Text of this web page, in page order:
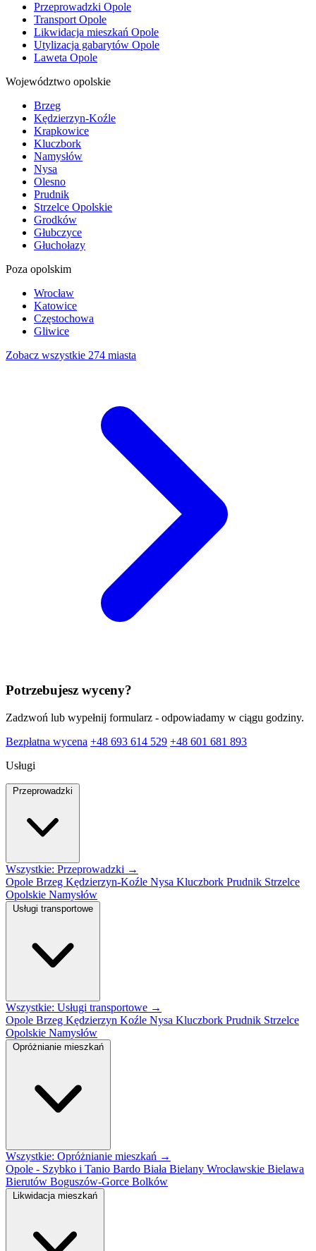
Przeprowadzki Opole
Transport Opole
Likwidacja mieszkań Opole
Utylizacja gabarytów Opole
Laweta Opole
Województwo opolskie
Brzeg
Kędzierzyn-Koźle
Krapkowice
Kluczbork
Namysłów
Nysa
Olesno
Prudnik
Strzelce Opolskie
Grodków
Głubczyce
Głuchołazy
Poza opolskim
Wrocław
Katowice
Częstochowa
Gliwice
Zobacz wszystkie 274 miasta
Potrzebujesz wyceny?
Zadzwoń lub wypełnij formularz - odpowiadamy w ciągu godziny.
Bezpłatna wycena +48 693 614 529 +48 601 681 893
Usługi
Przeprowadzki
Wszystkie: Przeprowadzki →
Opole Brzeg Kędzierzyn-Koźle Nysa Kluczbork Prudnik Strzelce
Opolskie Namysłów
Usługi transportowe
Wszystkie: Usługi transportowe →
Opole Brzeg Kędzierzyn Koźle Nysa Kluczbork Prudnik Strzelce
Opolskie Namysłów
Opróżnianie mieszkań
Wszystkie: Opróżnianie mieszkań →
Opole - Szybko i Tanio Bardo Biała Bielany Wrocławskie Bielawa
Bierutów Boguszów-Gorce Bolków
Likwidacja mieszkań